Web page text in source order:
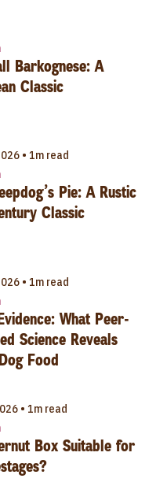
Barkognese: A
Classic
• 1m read
Pie: A Rustic
Classic
• 1m read
What Peer-
Science Reveals
Food
• 1m read
Box Suitable for